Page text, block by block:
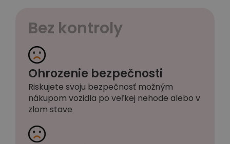
Bez kontroly
Ohrozenie bezpečnosti
Riskujete svoju bezpečnosť možným
nákupom vozidla po veľkej nehode alebo v
zlom stave